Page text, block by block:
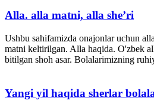
Alla. alla matni, alla she’ri
Ushbu sahifamizda onajonlar uchun
matni keltirilgan. Alla haqida. O'zbek
bitilgan shoh asar. Bolalarimizning
Yangi yil haqida sherlar